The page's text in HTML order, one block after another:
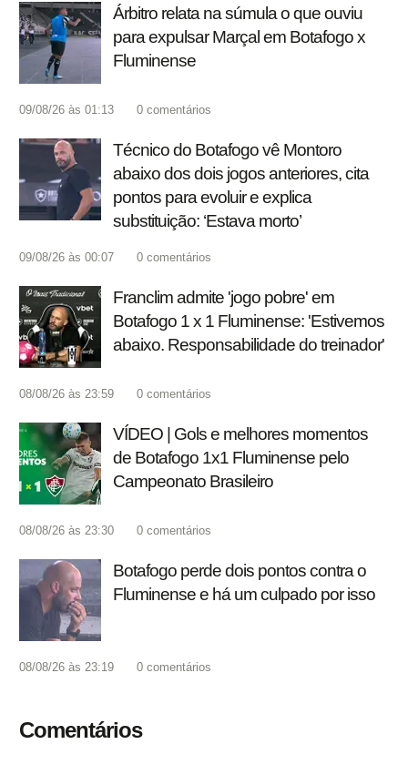
Árbitro relata na súmula o que ouviu
para expulsar Marçal em Botafogo x
Fluminense
09/08/26 às 01:13 0 comentários
Técnico do Botafogo vê Montoro
abaixo dos dois jogos anteriores, cita
pontos para evoluir e explica
substituição: ‘Estava morto’
09/08/26 às 00:07 0 comentários
Franclim admite 'jogo pobre' em
Botafogo 1 x 1 Fluminense: 'Estivemos
abaixo. Responsabilidade do treinador'
08/08/26 às 23:59 0 comentários
VÍDEO | Gols e melhores momentos
de Botafogo 1x1 Fluminense pelo
Campeonato Brasileiro
08/08/26 às 23:30 0 comentários
Botafogo perde dois pontos contra o
Fluminense e há um culpado por isso
08/08/26 às 23:19 0 comentários
Comentários